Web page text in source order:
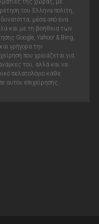
του Έλληνα πολίτη,
μέσα από ένα
και με τη βοήθεια των
Google, Yahoo! & Bing,
γρήγορα την
που χρειάζεται για
του, αλλά και να
πελατολόγιο κάθε
αυτόν επιχείρησης.